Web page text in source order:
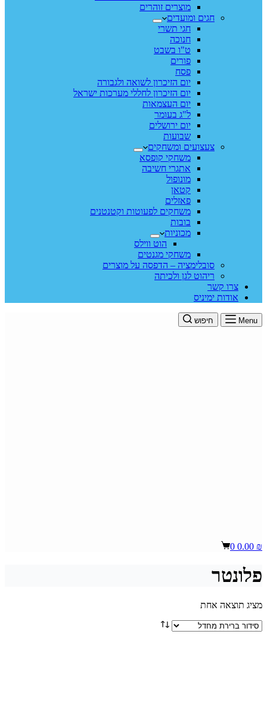
מוצרים זוהרים
חגים ומועדים
חגי תשרי
חנוכה
ט"ו בשבט
פורים
פסח
יום הזיכרון לשואה ולגבורה
יום הזיכרון לחללי מערכות ישראל
יום העצמאות
ל"ג בעומר
יום ירושלים
שבועות
צעצועים ומשחקים
משחקי קופסא
אתגרי חשיבה
מונופול
קטאן
פאזלים
משחקים לפעוטות וקטנטנים
בובות
מכוניות
הוט ווילס
משחקי מגנטים
סובלימציה – הדפסה על מוצרים
ריהוט לגן ולכיתה
צרו קשר
אודות ימיניס
Menu חיפוש
Shopping
0.00 ₪
0
פלונטר
מציג תוצאה אחת